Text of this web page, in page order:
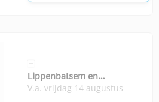
Lippenbalsem en
zonnebrandstick SPF Yohan
V.a. vrijdag 14 augustus